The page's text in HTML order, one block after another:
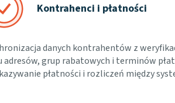
Kontrahenci i płatności
danych kontrahentów z
adresów, grup rabatowych i terminów
płatności i rozliczeń między